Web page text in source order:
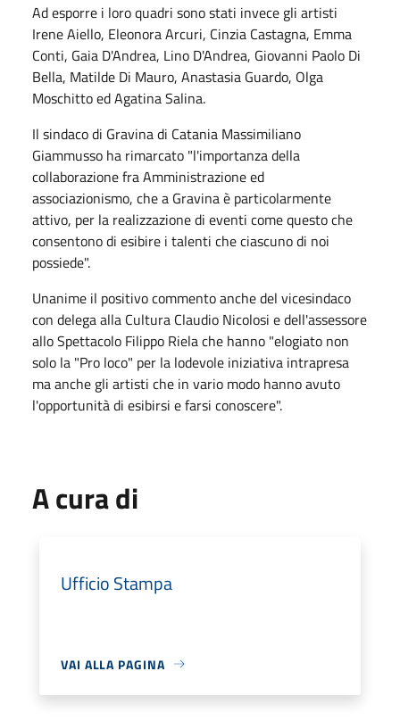
Ad esporre i loro quadri sono stati invece gli artisti
Irene Aiello, Eleonora Arcuri, Cinzia Castagna, Emma
Conti, Gaia D'Andrea, Lino D'Andrea, Giovanni Paolo Di
Bella, Matilde Di Mauro, Anastasia Guardo, Olga
Moschitto ed Agatina Salina.
Il sindaco di Gravina di Catania Massimiliano
Giammusso ha rimarcato "l'importanza della
collaborazione fra Amministrazione ed
associazionismo, che a Gravina è particolarmente
attivo, per la realizzazione di eventi come questo che
consentono di esibire i talenti che ciascuno di noi
possiede".
Unanime il positivo commento anche del vicesindaco
con delega alla Cultura Claudio Nicolosi e dell'assessore
allo Spettacolo Filippo Riela che hanno "elogiato non
solo la "Pro loco" per la lodevole iniziativa intrapresa
ma anche gli artisti che in vario modo hanno avuto
l'opportunità di esibirsi e farsi conoscere".
A cura di
Ufficio Stampa
VAI ALLA PAGINA